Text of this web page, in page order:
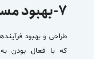
۷-بهبود مستمر
طراحی و بهبود
که با فعال بودن